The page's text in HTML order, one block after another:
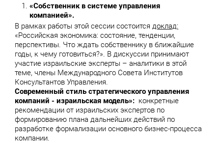
«Собственник в системе управления
компанией».
В рамках работы этой сессии состоится доклад:
«Российская экономика: состояние, тенденции,
перспективы. Что ждать собственнику в ближайшие
годы, к чему готовиться?». В дискуссии принимают
участие израильские эксперты – аналитики в этой
теме, члены Международного Совета Институтов
Консультантов Управления.
Современный стиль стратегического управления
компаний - израильская модель»: конкретные
рекомендации от израильских экспертов по
формированию плана дальнейших действий по
разработке формализации основного бизнес-процесса
компании.